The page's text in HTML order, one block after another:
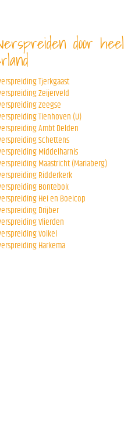
door heel
Tjerkgaast
Zeijerveld
Zeegse
Tienhoven (U)
Ambt Delden
Schettens
Middelharnis
Maastricht (Mariaberg)
Ridderkerk
Bontebok
Hei en Boeicop
Drijber
Vlierden
Volkel
Harkema